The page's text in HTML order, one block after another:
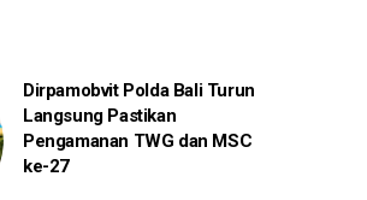
Dirpamobvit Polda Bali Turun
Langsung Pastikan
Pengamanan TWG dan MSC
ke-27